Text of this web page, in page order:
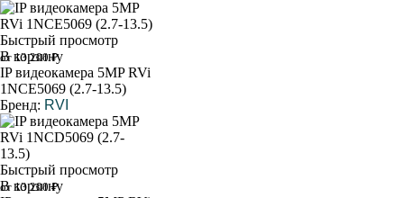
Быстрый просмотр
В корзину
от 13 200 ₽
IP видеокамера 5MP RVi
1NCE5069 (2.7-13.5)
Бренд: RVI
Быстрый просмотр
В корзину
от 13 200 ₽